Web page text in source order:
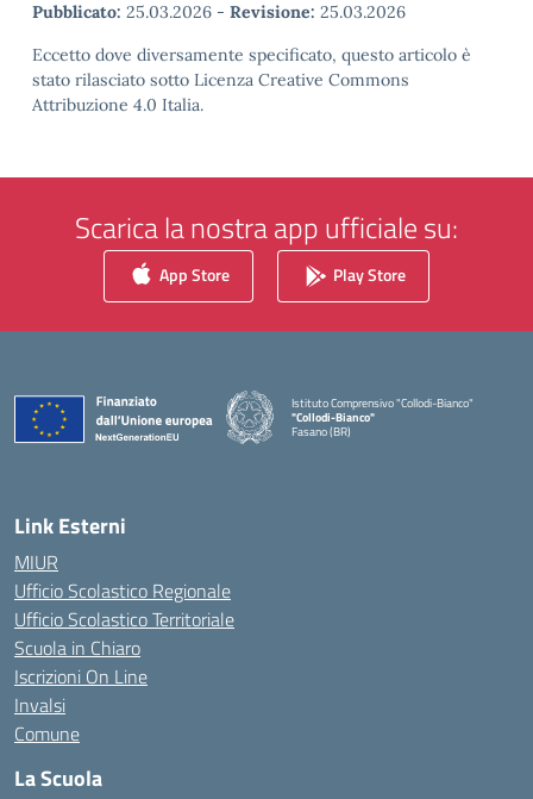
Pubblicato: 25.03.2026 - Revisione: 25.03.2026
Eccetto dove diversamente specificato, questo articolo è
stato rilasciato sotto Licenza Creative Commons
Attribuzione 4.0 Italia.
Scarica la nostra app ufficiale su:
App Store Play Store
Istituto Comprensivo "Collodi-Bianco"
"Collodi-Bianco"
Fasano (BR)
Link Esterni
MIUR
Ufficio Scolastico Regionale
Ufficio Scolastico Territoriale
Scuola in Chiaro
Iscrizioni On Line
Invalsi
Comune
La Scuola